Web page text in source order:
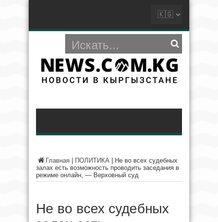
Главная ПОЛИТИКА
Не во всех судебных
залах есть возможность проводить заседания в
режиме онлайн, — Верховный суд
Не во всех судебных